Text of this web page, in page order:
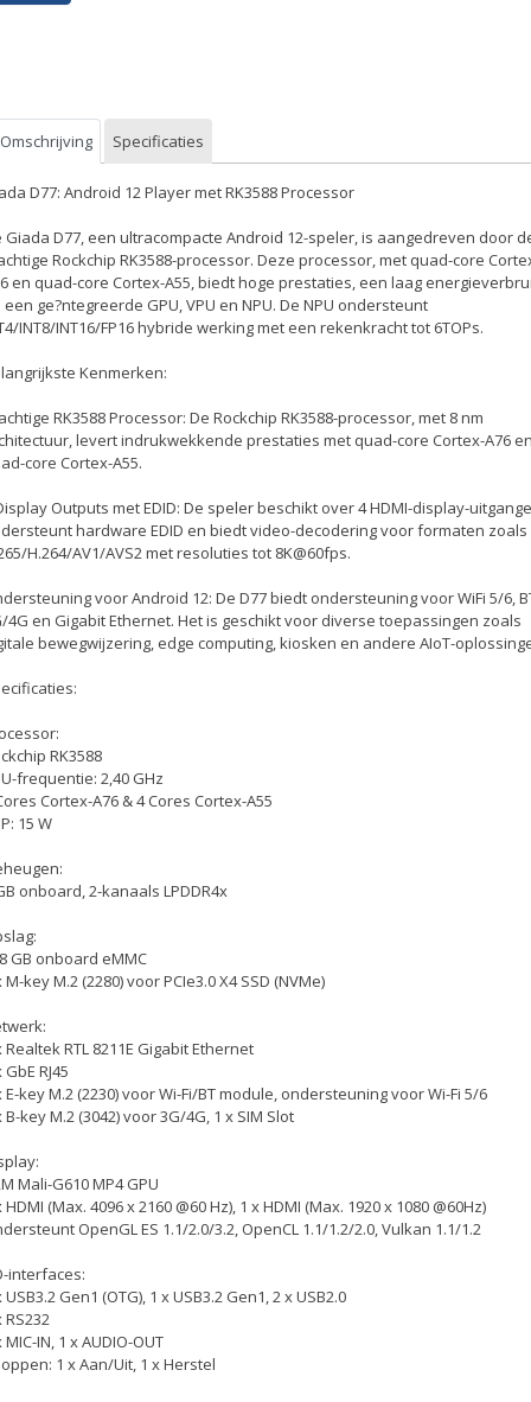
Omschrijving Specificaties
D77: Android 12 Player met RK3588 Processor
Giada D77, een ultracompacte Android 12-speler, is aangedreven door
Rockchip RK3588-processor. Deze processor, met quad-core
en quad-core Cortex-A55, biedt hoge prestaties, een laag
een ge?ntegreerde GPU, VPU en NPU. De NPU ondersteunt
INT8/INT16/FP16 hybride werking met een rekenkracht tot 6TOPs.
Kenmerken:
RK3588 Processor: De Rockchip RK3588-processor, met 8 nm
levert indrukwekkende prestaties met quad-core Cortex-A76
core Cortex-A55.
Outputs met EDID: De speler beschikt over 4 HDMI-display-
hardware EDID en biedt video-decodering voor formaten zoals
H.264/AV1/AVS2 met resoluties tot 8K@60fps.
voor Android 12: De D77 biedt ondersteuning voor WiFi 5/6,
4G en Gigabit Ethernet. Het is geschikt voor diverse toepassingen zoals
bewegwijzering, edge computing, kiosken en andere AIoT-
RK3588
frequentie: 2,40 GHz
Cortex-A76 & 4 Cores Cortex-A55
15 W
onboard, 2-kanaals LPDDR4x
GB onboard eMMC
M-key M.2 (2280) voor PCIe3.0 X4 SSD (NVMe)
Realtek RTL 8211E Gigabit Ethernet
GbE RJ45
E-key M.2 (2230) voor Wi-Fi/BT module, ondersteuning voor Wi-Fi 5/6
B-key M.2 (3042) voor 3G/4G, 1 x SIM Slot
Mali-G610 MP4 GPU
HDMI (Max. 4096 x 2160 @60 Hz), 1 x HDMI (Max. 1920 x 1080 @60Hz)
OpenGL ES 1.1/2.0/3.2, OpenCL 1.1/1.2/2.0, Vulkan 1.1/1.2
interfaces:
USB3.2 Gen1 (OTG), 1 x USB3.2 Gen1, 2 x USB2.0
RS232
MIC-IN, 1 x AUDIO-OUT
1 x Aan/Uit, 1 x Herstel